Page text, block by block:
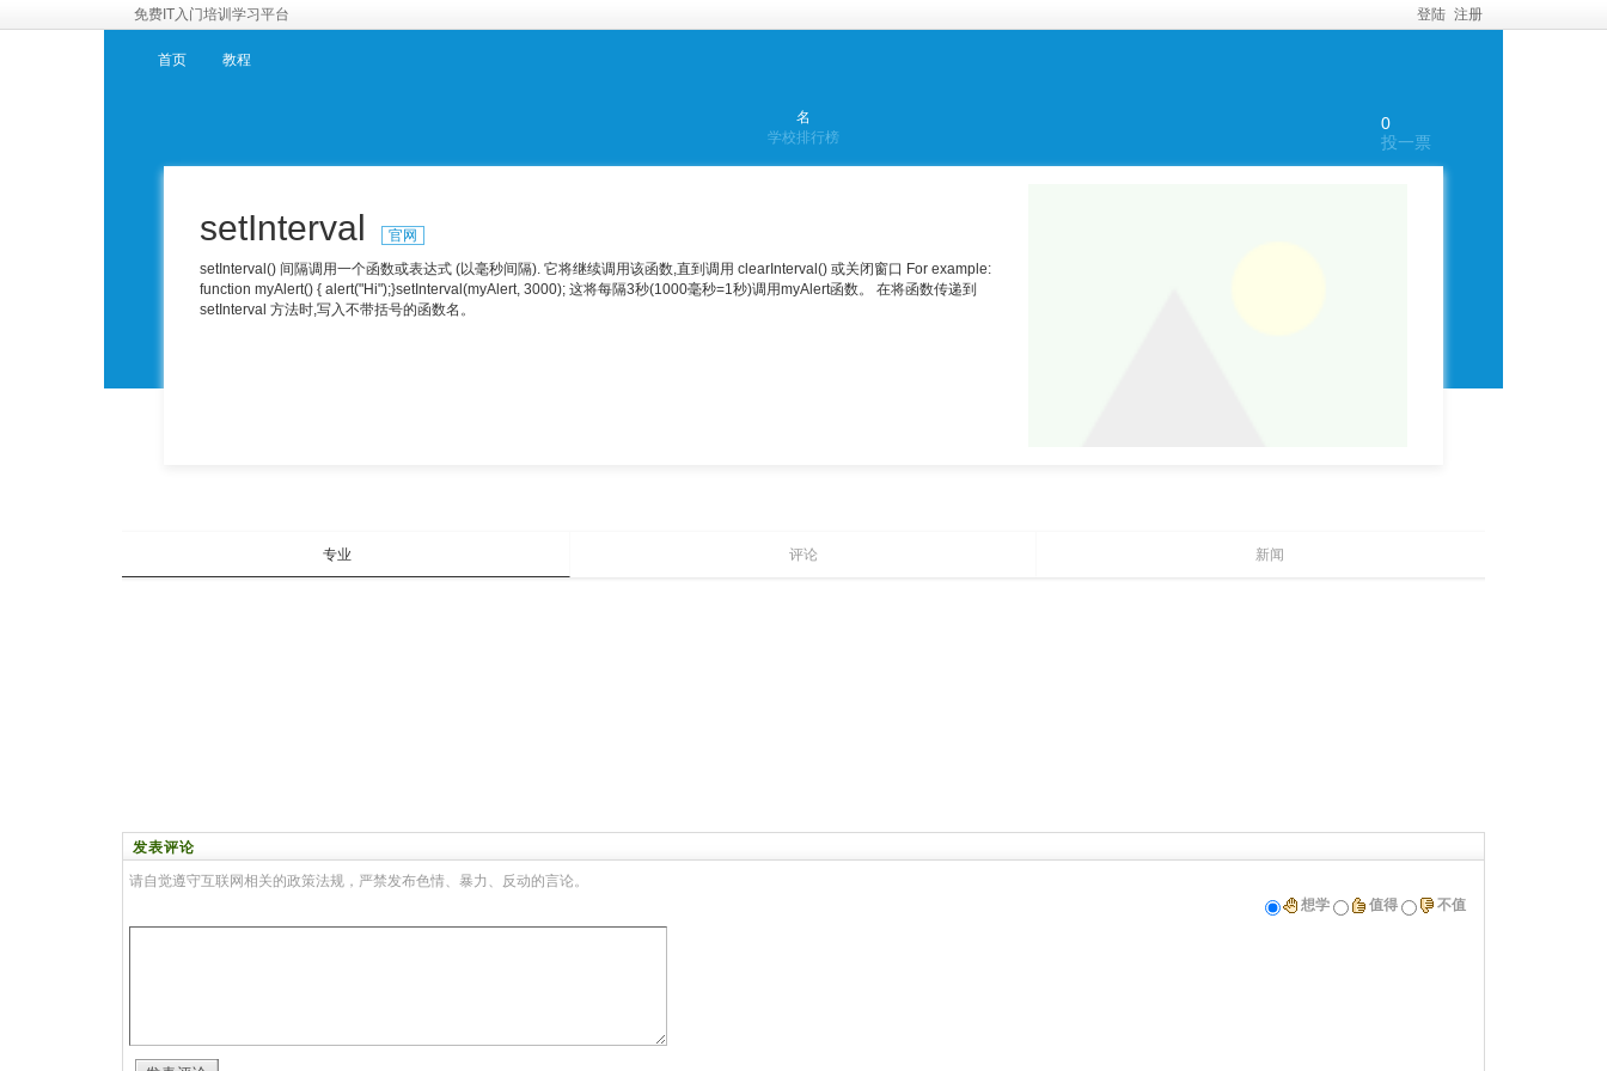
免费IT入门培训学习平台 登陆 注册
首页 教程
名
学校排行榜
0
投一票
setInterval
官网
setInterval() 间隔调用一个函数或表达式 (以毫秒间隔). 它将继续调用该函数,直到调用 clearInterval() 或关闭窗口 For example:
function myAlert() { alert("Hi");}setInterval(myAlert, 3000); 这将每隔3秒(1000毫秒=1秒)调用myAlert函数。 在将函数传递到
setInterval 方法时,写入不带括号的函数名。
专业 评论 新闻
发表评论
请自觉遵守互联网相关的政策法规，严禁发布色情、暴力、反动的言论。
想学
值得 不值